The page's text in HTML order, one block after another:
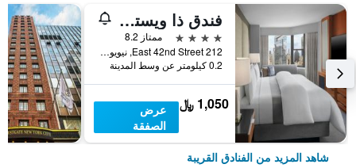
فندق ذا ويستن نيو يورك غراند سنترال
4 نجوم
ممتاز 8.2
212 East 42nd Street, نيويورك, NY, الولايات المتحدة الأميريكية
0.2 كيلومتر عن وسط المدينة
1,050 ﷼
عرض
الصفقة
شاهد المزيد من الفنادق القريبة